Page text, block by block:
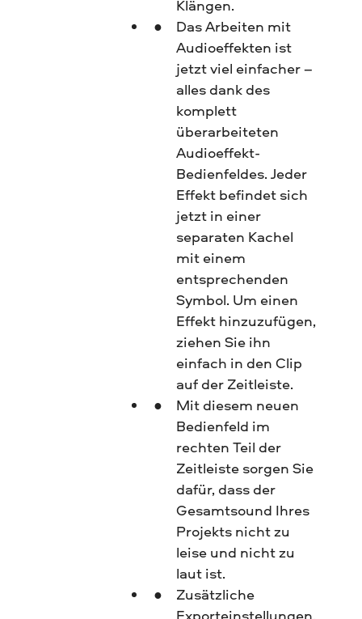
Klängen.
Das Arbeiten mit
Audioeffekten ist
jetzt viel einfacher –
alles dank des
komplett
überarbeiteten
Audioeffekt-
Bedienfeldes. Jeder
Effekt befindet sich
jetzt in einer
separaten Kachel
mit einem
entsprechenden
Symbol. Um einen
Effekt hinzuzufügen,
ziehen Sie ihn
einfach in den Clip
auf der Zeitleiste.
Mit diesem neuen
Bedienfeld im
rechten Teil der
Zeitleiste sorgen Sie
dafür, dass der
Gesamtsound Ihres
Projekts nicht zu
leise und nicht zu
laut ist.
Zusätzliche